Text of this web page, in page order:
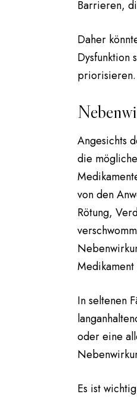
Barrieren,
Daher
Dysfunktion
priorisieren.
Angesichts
die
von den
Rötung,
In seltenen
oder eine
Es ist